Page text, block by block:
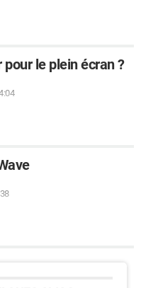
le plein écran ?